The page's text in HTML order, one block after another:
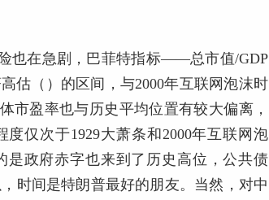
也在急剧，巴菲特指标——总市值/GDP
估（）的区间，与2000年互联网泡沫时
市盈率也与历史平均位置有较大偏离，
仅次于1929大萧条和2000年互联网泡
政府赤字也来到了历史高位，公共债
时间是特朗普最好的朋友。当然，对中